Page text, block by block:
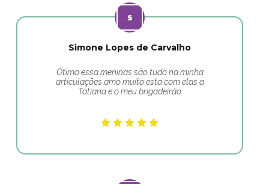
Simone Lopes de Carvalho
Ótimo essa meninas são tudo na minha
articulações amo muito esta com elas a
Tatiana e o meu brigadeirão